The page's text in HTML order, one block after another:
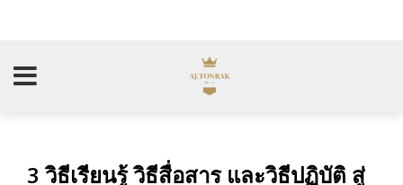
3 วิธีเรียนรู้ วิธีสื่อสาร และวิธีปฏิบัติ สู่